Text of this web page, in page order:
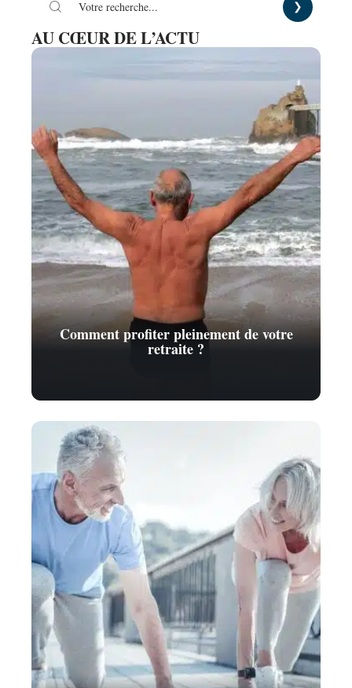
AU CŒUR DE L’ACTU
Comment profiter pleinement de votre
retraite ?